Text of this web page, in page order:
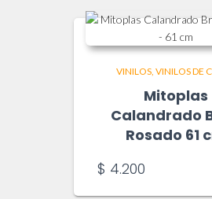
VINILOS VINILOS DE
Mitoplas
Calandrado
Rosado 61
$ 4.200